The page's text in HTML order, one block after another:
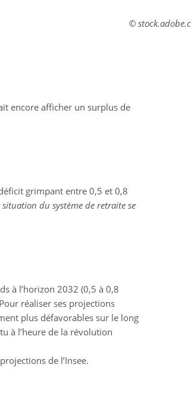
©
encore afficher un surplus de
grimpant entre 0,5 et 0,8
situation du système de retraite se
à l’horizon 2032 (0,5 à 0,8
réaliser ses projections
plus défavorables sur le long
à l’heure de la révolution
de l’Insee.